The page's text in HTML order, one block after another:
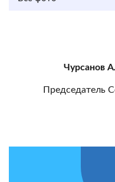
Чурсанов
Председатель